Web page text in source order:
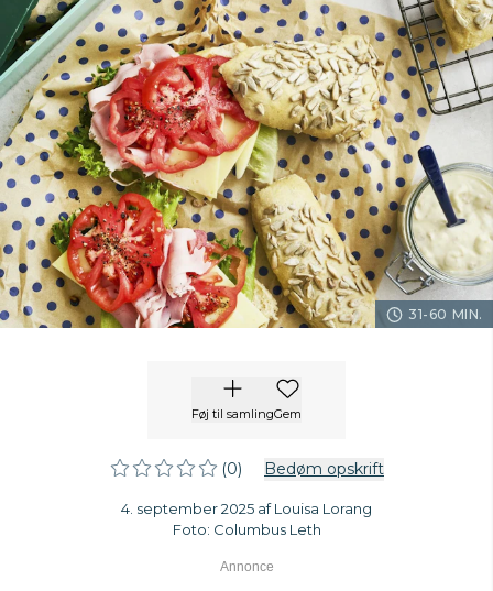
31-60 MIN.
Føj til samlingGem
(0) Bedøm opskrift
4. september 2025 af Louisa Lorang
Foto: Columbus Leth